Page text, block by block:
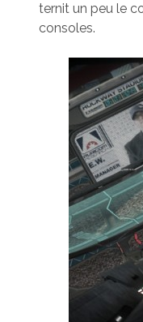
ternit un peu le
consoles.